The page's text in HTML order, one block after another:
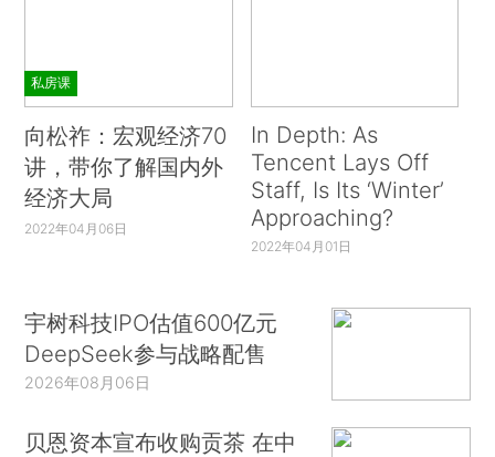
私房课
向松祚：宏观经济70
讲，带你了解国内外
经济大局
2022年04月06日
In Depth: As
Tencent Lays Off
Staff, Is Its ‘Winter’
Approaching?
2022年04月01日
宇树科技IPO估值600亿元
DeepSeek参与战略配售
2026年08月06日
贝恩资本宣布收购贡茶 在中